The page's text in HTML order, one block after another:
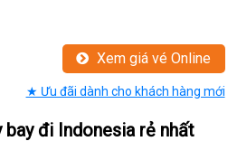
Xem giá vé Online
★ Ưu đãi dành cho khách hàng mới
bay đi Indonesia rẻ nhất